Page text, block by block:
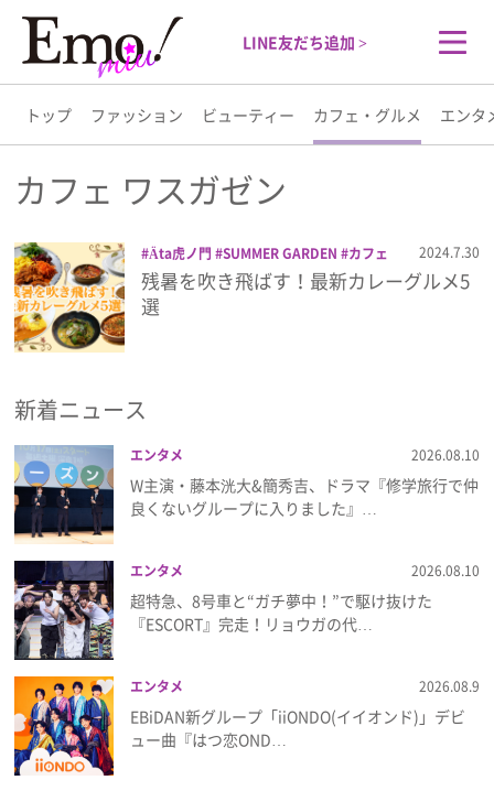
LINE友だち追加 >
トップ ファッション ビューティー カフェ・グルメ エンタ
トップ
ファッション
ビューティー
カフェ・グルメ
エンタメ
ライフスタイル
プレゼント
インタビュー
フィルム
Emoメン
カフェ ワスガゼン
Äta虎ノ門 SUMMER GARDEN
カフェ
ワスガゼン カレー グルメ
マーロウ
ロイヤルホスト
2024.7.30
残暑を吹き飛ばす！最新カレーグルメ5
選
新着ニュース
エンタメ 2026.08.10
W主演・藤本洸大&簡秀吉、ドラマ『修学旅行で仲
良くないグループに入りました』…
エンタメ 2026.08.10
超特急、8号車と“ガチ夢中！”で駆け抜けた
『ESCORT』完走！リョウガの代…
エンタメ 2026.08.9
EBiDAN新グループ「iiONDO(イイオンド)」デビ
ュー曲『はつ恋OND…